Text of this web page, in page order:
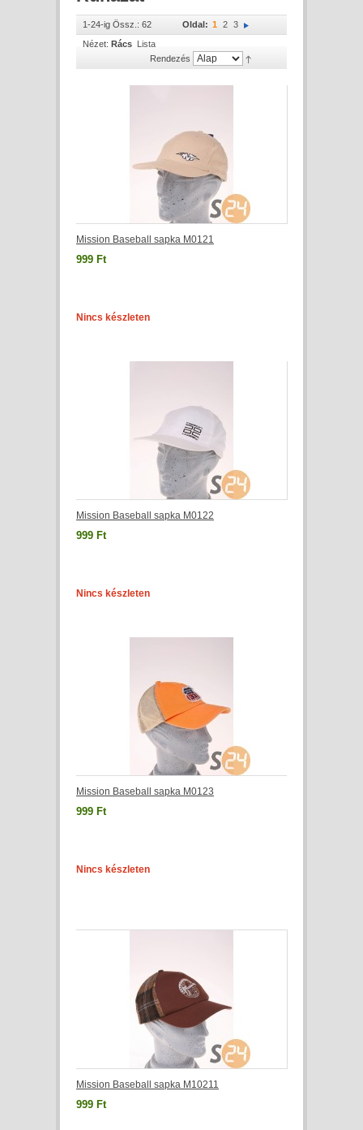
1-24-ig Össz.: 62 Oldal: 1 2
3
Nézet: Rács Lista
Rendezés
Mission Baseball sapka M0121
999 Ft
Nincs készleten
Mission Baseball sapka M0122
999 Ft
Nincs készleten
Mission Baseball sapka M0123
999 Ft
Nincs készleten
Mission Baseball sapka M10211
999 Ft